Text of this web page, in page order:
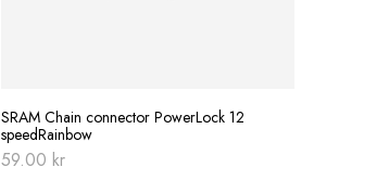
SRAM Chain connector PowerLock 12
speedRainbow
59.00 kr